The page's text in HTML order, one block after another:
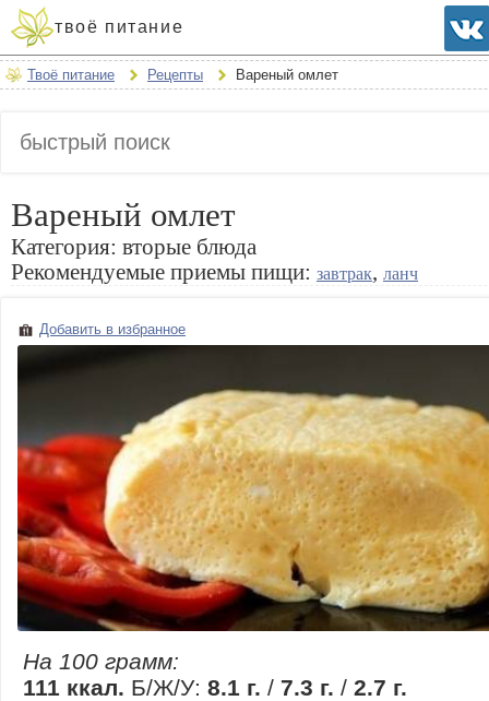
твоё питание
Твоё питание Рецепты Вареный омлет
Вареный омлет
Категория: вторые блюда
Рекомендуемые приемы пищи: завтрак, ланч
Добавить в избранное
На 100 грамм:
111 ккал. Б/Ж/У: 8.1 г. / 7.3 г. / 2.7 г.